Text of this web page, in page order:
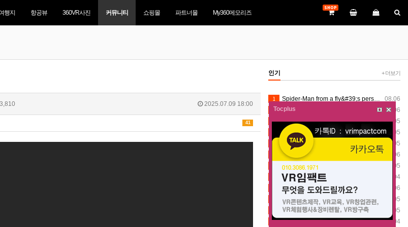
SHOP
행지 항공뷰 360VR사진 커뮤니티 쇼핑몰 파트너몰 My360메모리즈
3,810 2025.07.09 18:00
41
인기 + 더보기
08.06
1
Spider-Man from a fly&#39;s perspective VR360
08.06
2
Spider-Man from a fly&#39;s perspective VR360
08.05
3
VR360 Stately Stroll after the drone show 8K (8-1-2026) - Silver Dollar City (Insta360 X5)
08.05
VR360 Mystic River Falls Scenes 8K (8-1-2026) - Silver Dollar City (Insta360 X5)
08.05
VR360 Stately Stroll after the drone show 8K (8-1-2026) - Silver Dollar City (Insta360 X5)
08.06
Spider-Man from a fly&#39;s perspective VR360
08.05
VR360 Stately Stroll after the drone show 8K (8-1-2026) - Silver Dollar City (Insta360 X5)
08.04
[VR360] 2026 一宮町納涼花火大会 総集編
08.06
Spider-Man from a fly&#39;s perspective VR360
08.05
VR360 Mystic River Falls Scenes 8K (8-1-2026) - Silver Dollar City (Insta360 X5)
08.05
VR360 Stately Stroll after the drone show 8K (8-1-2026) - Silver Dollar City (Insta360 X5)
08.04
12 [VR360] 2026 一宮町納涼花火大会 総集編
Tocplus